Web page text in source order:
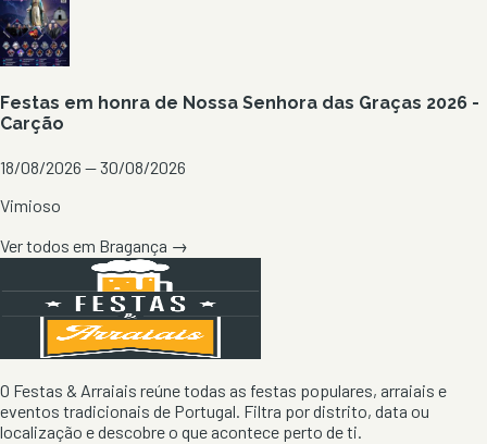
Festas em honra de Nossa Senhora das Graças 2026 -
Carção
18/08/2026 — 30/08/2026
Vimioso
Ver todos em Bragança →
O Festas & Arraiais reúne todas as festas populares, arraiais e
eventos tradicionais de Portugal. Filtra por distrito, data ou
localização e descobre o que acontece perto de ti.